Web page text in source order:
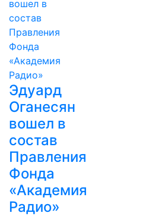
Эдуард
Оганесян
вошел в
состав
Правления
Фонда
«Академия
Радио»